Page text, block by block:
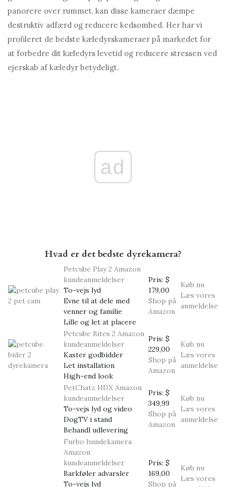
panorere over rummet, kan disse kameraer dæmpe
destruktiv adfærd og reducere kedsomhed. Her har vi
profileret de bedste kæledyrskameraer på markedet for
at forbedre dit kæledyrs levetid og reducere stressen ved
ejerskab af kæledyr betydeligt.
ad
Hvad er det bedste dyrekamera?
Petcube Play 2 Amazon
kundeanmeldelser
To-vejs lyd
Evne til at dele med
venner og familie
Lille og let at placere
Pris: $
179,00
Shop på
Amazon
Køb nu
Læs vores
anmeldelse
Petcube Bites 2 Amazon
kundeanmeldelser
Kaster godbidder
Let installation
High-end look
Pris: $
229,00
Shop på
Amazon
Køb nu
Læs vores
anmeldelse
PetChatz HDX Amazon
kundeanmeldelser
To-vejs lyd og video
DogTV i stand
Behandl udlevering
Pris: $
349,99
Shop på
Amazon
Køb nu
Læs vores
anmeldelse
Furbo hundekamera
Amazon
kundeanmeldelser
Barkføler advarsler
To-vejs lyd
Pris: $
169,00
Shop på
Køb nu
Læs vores